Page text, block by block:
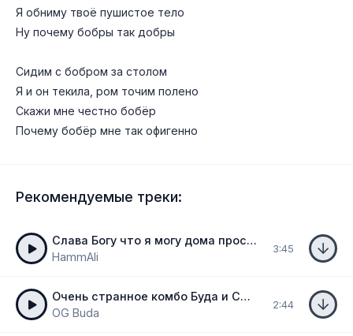
Я обниму твоё пушистое тело
Ну почему бобры так добры
Сидим с бобром за столом
Я и он текила, ром точим полено
Скажи мне честно бобёр
Почему бобёр мне так офигенно
Рекомендуемые треки:
Слава Богу что я могу дома проснуться
HammAli
3:45
Очень странное комбо Буда и Слава
OG Buda
2:44